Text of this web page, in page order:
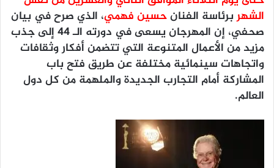
الشهربرئاسة الفنانحسين فهمي، الذي صرح في بيان
صحفي، إن المهرجان يسعى في دورته الـ ٤٤ إلى جذب
مزيد من الأعمال المتنوعة التي تتضمن أفكار وثقافات
واتجاهات سينمائية مختلفة عن طريق فتح باب
المشاركة أمام التجارب الجديدة والملهمة من كل دول
العالم.